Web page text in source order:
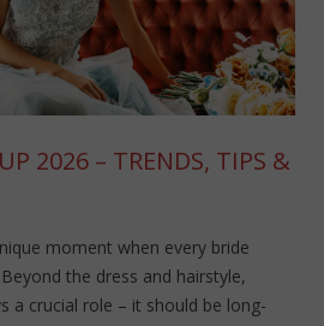
2026 – TRENDS, TIPS &
moment when every bride
the dress and hairstyle,
a crucial role – it should be long-